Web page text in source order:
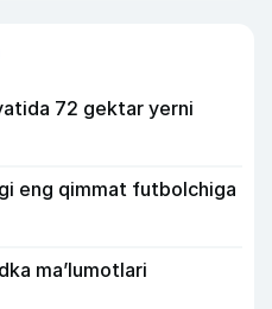
72 gektar yerni
eng qimmat futbolchiga
ma’lumotlari